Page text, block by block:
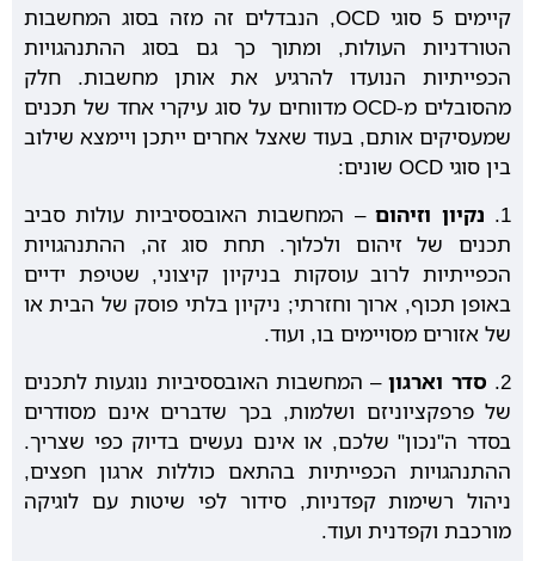
קיימים 5 סוגי OCD, הנבדלים זה מזה בסוג המחשבות
הטורדניות העולות, ומתוך כך גם בסוג ההתנהגויות
הכפייתיות הנועדו להרגיע את אותן מחשבות. חלק
מהסובלים מ-OCD מדווחים על סוג עיקרי אחד של תכנים
שמעסיקים אותם, בעוד שאצל אחרים ייתכן ויימצא שילוב
בין סוגי OCD שונים:
1.
נקיון וזיהום– המחשבות האובססיביות עולות סביב
תכנים של זיהום ולכלוך. תחת סוג זה, ההתנהגויות
הכפייתיות לרוב עוסקות בניקיון קיצוני, שטיפת ידיים
באופן תכוף, ארוך וחזרתי; ניקיון בלתי פוסק של הבית או
של אזורים מסויימים בו, ועוד.
2. סדר וארגון– המחשבות האובססיביות נוגעות לתכנים
של פרפקציוניזם ושלמות, בכך שדברים אינם מסודרים
בסדר ה"נכון" שלכם, או אינם נעשים בדיוק כפי שצריך.
ההתנהגויות הכפייתיות בהתאם כוללות ארגון חפצים,
ניהול רשימות קפדניות, סידור לפי שיטות עם לוגיקה
מורכבת וקפדנית ועוד.